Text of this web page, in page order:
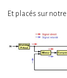
Et placés sur